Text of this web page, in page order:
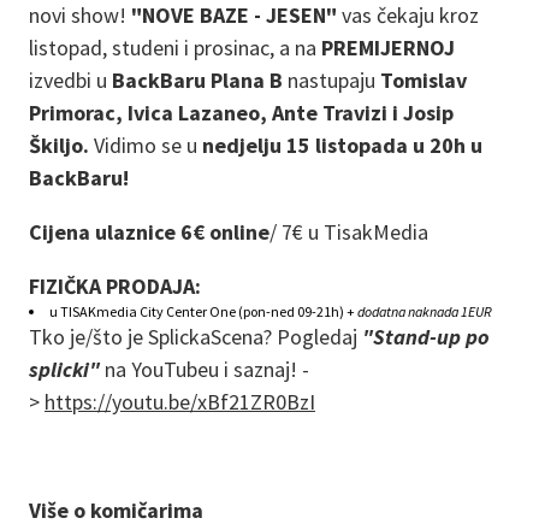
novi show! "NOVE BAZE - JESEN" vas čekaju kroz
listopad, studeni i prosinac, a na PREMIJERNOJ
izvedbi u BackBaru Plana B nastupaju Tomislav
Primorac, Ivica Lazaneo, Ante Travizi i Josip
Škiljo. Vidimo se u nedjelju 15 listopada u 20h u
BackBaru!
Cijena ulaznice 6€ online/ 7€ u TisakMedia
FIZIČKA PRODAJA:
u TISAKmedia City Center One (pon-ned 09-21h) + dodatna naknada 1EUR
Tko je/što je SplickaScena? Pogledaj "Stand-up po
splicki"na YouTubeu i saznaj! -
> https://youtu.be/xBf21ZR0BzI
Više o komičarima